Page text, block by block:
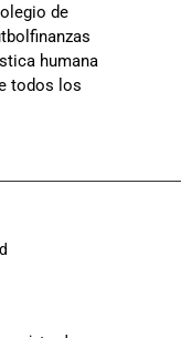
de
humana
todos los